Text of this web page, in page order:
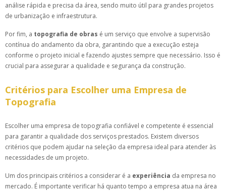
análise rápida e precisa da área, sendo muito útil para grandes projetos
de urbanização e infraestrutura.
Por fim, a topografia de obras é um serviço que envolve a supervisão
contínua do andamento da obra, garantindo que a execução esteja
conforme o projeto inicial e fazendo ajustes sempre que necessário. Isso é
crucial para assegurar a qualidade e segurança da construção.
Critérios para Escolher uma Empresa de
Topografia
Escolher uma empresa de topografia confiável e competente é essencial
para garantir a qualidade dos serviços prestados. Existem diversos
critérios que podem ajudar na seleção da empresa ideal para atender às
necessidades de um projeto.
Um dos principais critérios a considerar é a experiência da empresa no
mercado. É importante verificar há quanto tempo a empresa atua na área